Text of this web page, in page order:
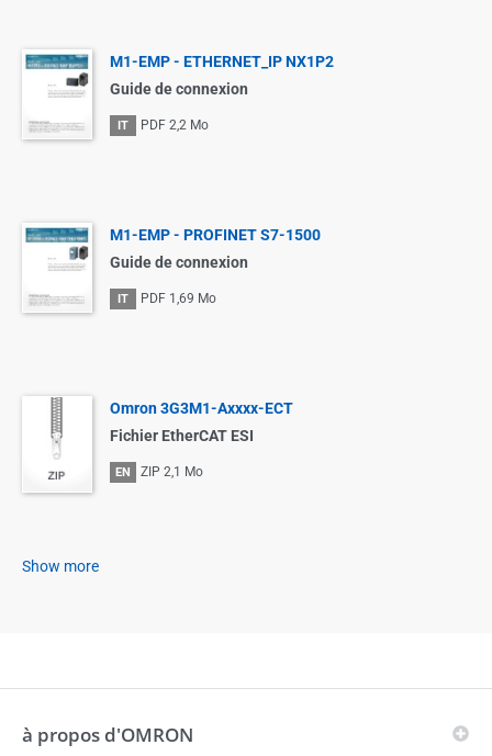
M1-EMP - ETHERNET_IP NX1P2
Guide de connexion
IT PDF 2,2 Mo
M1-EMP - PROFINET S7-1500
Guide de connexion
IT PDF 1,69 Mo
Omron 3G3M1-Axxxx-ECT
Fichier EtherCAT ESI
EN ZIP 2,1 Mo
Show more
à propos d'OMRON